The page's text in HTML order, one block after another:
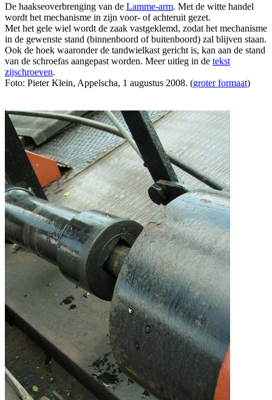
De haakseoverbrenging van de Lamme-arm. Met de witte handel
wordt het mechanisme in zijn voor- of achteruit gezet.
Met het gele wiel wordt de zaak vastgeklemd, zodat het mechanisme
in de gewenste stand (binnenboord of buitenboord) zal blijven staan.
Ook de hoek waaronder de tandwielkast gericht is, kan aan de stand
van de schroefas aangepast worden. Meer uitleg in de tekst
zijschroeven.
Foto: Pieter Klein, Appelscha, 1 augustus 2008. (groter formaat)